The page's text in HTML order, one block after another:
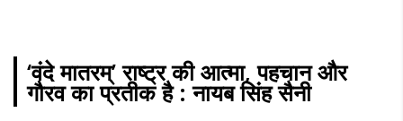
‘वंदे मातरम्’ राष्ट्र की आत्मा, पहचान और
गौरव का प्रतीक है : नायब सिंह सैनी